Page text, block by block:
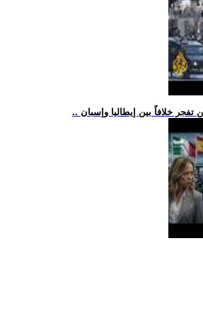
تفجر خلافاً بين إيطاليا وإسبان